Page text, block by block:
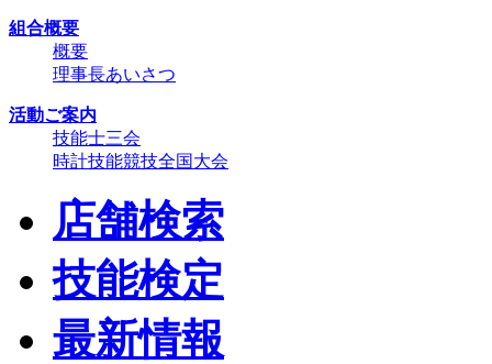
組合概要
概要
理事長あいさつ
活動ご案内
技能士三会
時計技能競技全国大会
店舗検索
技能検定
最新情報